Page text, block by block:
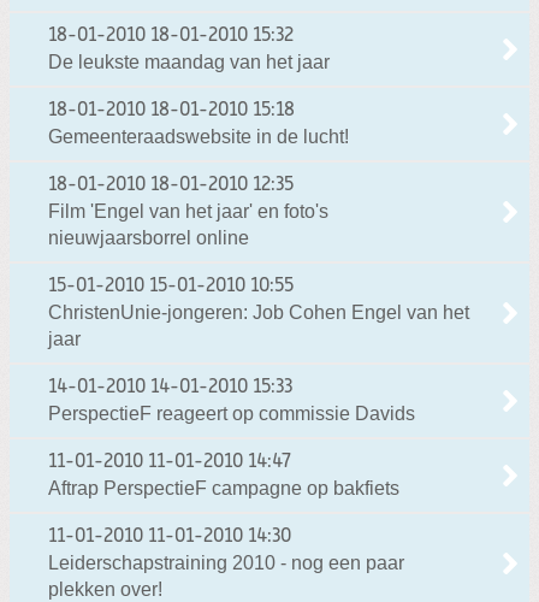
18-01-2010 18-01-2010 15:32
De leukste maandag van het jaar
18-01-2010 18-01-2010 15:18
Gemeenteraadswebsite in de lucht!
18-01-2010 18-01-2010 12:35
Film 'Engel van het jaar' en foto's
nieuwjaarsborrel online
15-01-2010 15-01-2010 10:55
ChristenUnie-jongeren: Job Cohen Engel van het
jaar
14-01-2010 14-01-2010 15:33
PerspectieF reageert op commissie Davids
11-01-2010 11-01-2010 14:47
Aftrap PerspectieF campagne op bakfiets
11-01-2010 11-01-2010 14:30
Leiderschapstraining 2010 - nog een paar
plekken over!